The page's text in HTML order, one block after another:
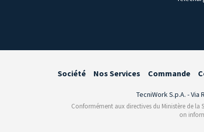
Société Nos Services Commande
TecniWork S.p.A. - Via
Conformément aux directives du Ministère de
on